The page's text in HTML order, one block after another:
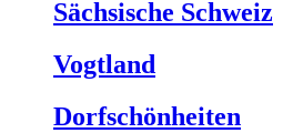
Sächsische Schweiz
Vogtland
Dorfschönheiten